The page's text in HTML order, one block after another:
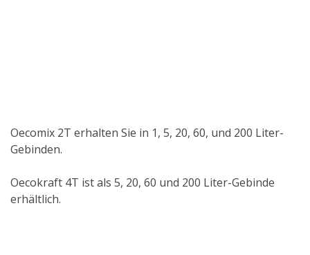
Oecomix 2T erhalten Sie in 1, 5, 20, 60, und 200 Liter-
Gebinden.
Oecokraft 4T ist als 5, 20, 60 und 200 Liter-Gebinde
erhältlich.